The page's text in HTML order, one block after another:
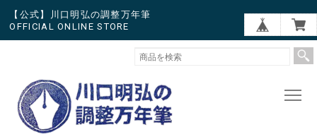
【公式】川口明弘の調整万年筆
OFFICIAL ONLINE STORE